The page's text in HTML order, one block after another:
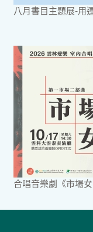
八月書目主題展-用
合唱音樂劇《市場